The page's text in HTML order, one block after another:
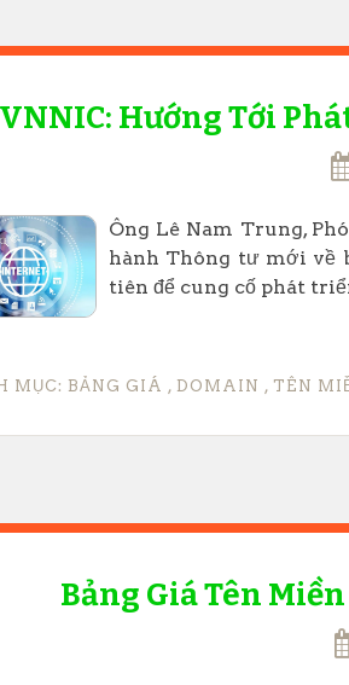
VNNIC: Hướng Tới
Ông Lê Nam Trung,
hành Thông tư mới về
tiên để cung cố phát
MỤC: BẢNG GIÁ , DOMAIN , TÊN
Bảng Giá Tên